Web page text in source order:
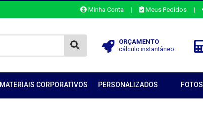
Minha Conta | Meus Pedidos |
ORÇAMENTO
cálculo instantâneo
MATERIAIS CORPORATIVOS PERSONALIZADOS FOTOS